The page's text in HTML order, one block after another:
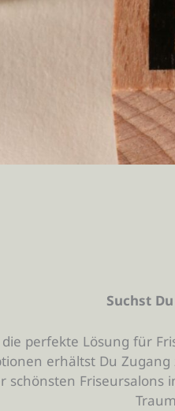
Suchst
perfekte Lösung für
erhältst Du
schönsten